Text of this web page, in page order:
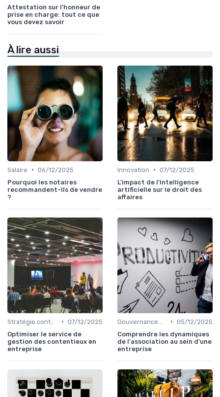
Attestation sur l'honneur de
prise en charge: tout ce que
vous devez savoir
À lire aussi
Salaire • 06/12/2025
Pourquoi les notaires
recommandent-ils de vendre
?
Innovation • 07/12/2025
L'impact de l'intelligence
artificielle sur le droit des
affaires
• 07/12/2025
Optimiser le service de
gestion des contentieux en
entreprise
• 05/12/2025
Comprendre les dynamiques
de l'association au sein d'une
entreprise